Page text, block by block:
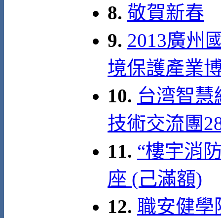
8. 敬賀新春
9. 2013廣州
境保護產業
10. 台湾智
技術交流團
11. “樓宇消
座 (己滿額)
12. 職安健學